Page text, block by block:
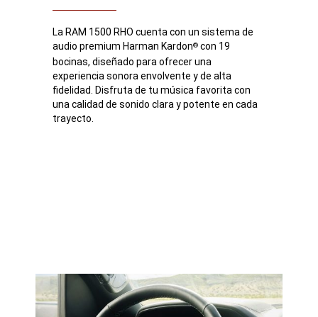
La RAM 1500 RHO cuenta con un sistema de
audio premium Harman Kardon® con 19
bocinas, diseñado para ofrecer una
experiencia sonora envolvente y de alta
fidelidad. Disfruta de tu música favorita con
una calidad de sonido clara y potente en cada
trayecto.